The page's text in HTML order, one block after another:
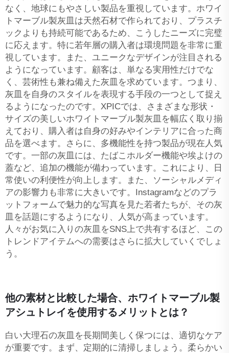
なく、地球にもやさしい製品を重視しています。ホワイ
トマーブル製灰皿は天然石材で作られており、プラスチ
ックよりも持続可能であるため、こうしたニーズに完璧
に応えます。特に若年層の購入者は環境問題を非常に重
視しています。また、ユニークなデザインが注目される
ようになっています。顧客は、単なる実用性だけでな
く、芸術性も兼ね備えた灰皿を求めています。つまり、
灰皿を自身のスタイルを表現する手段の一つとして捉え
るようになったのです。XPICでは、さまざまな形状・
サイズの美しいホワイトマーブル製灰皿を幅広く取り揃
えており、購入者は自身の好みやインテリアに合った商
品を選べます。さらに、多機能性を持つ製品が現在人気
です。一部の灰皿には、たばこホルダー機能や埃よけの
蓋など、追加の機能が備わっています。これにより、日
常使いの利便性が向上します。また、ソーシャルメディ
アの影響力も非常に大きいです。Instagramなどのプラ
ットフォームで魅力的な写真を見た若者たちが、その灰
皿を話題にするようになり、人気が高まっています。
人々がお気に入りの灰皿をSNS上で共有するほど、この
トレンドアイテムへの需要はさらに拡大していくでしょ
う。
他の素材と比較した場合、ホワイトマーブル製
アシュトレイを使用するメリットとは？
白い大理石の灰皿を長期間美しく保つには、適切なケア
が重要です。まず、定期的に清掃しましょう。柔らかい